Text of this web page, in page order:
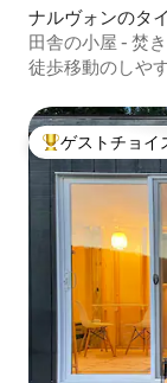
ナルヴォンのタ
田舎の小屋 - 焚
徒歩移動のしや
大好評のゲスト
ゲストチョイ